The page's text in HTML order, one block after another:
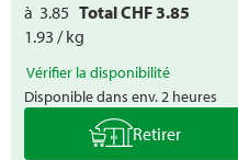
à 3.85 Total CHF3.85
1.93 / kg
Vérifier la disponibilité
Disponible dans env. 2 heures
Retirer